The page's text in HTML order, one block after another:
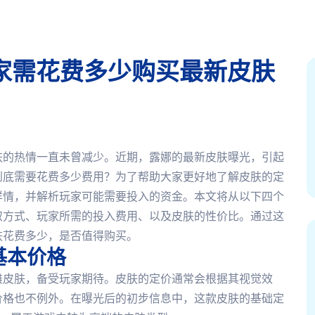
需花费多少购买最新皮肤
热情一直未曾减少。近期，露娜的最新皮肤曝光，引起
需要花费多少费用？为了帮助大家更好地了解皮肤的定
，并解析玩家可能需要投入的资金。本文将从以下四个
式、玩家所需的投入费用、以及皮肤的性价比。通过这
费多少，是否值得购买。
本价格
肤，备受玩家期待。皮肤的定价通常会根据其视觉效
也不例外。在曝光后的初步信息中，这款皮肤的基础定